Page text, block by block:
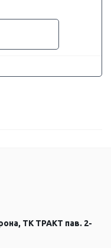
ТК ТРАКТ пав. 2-